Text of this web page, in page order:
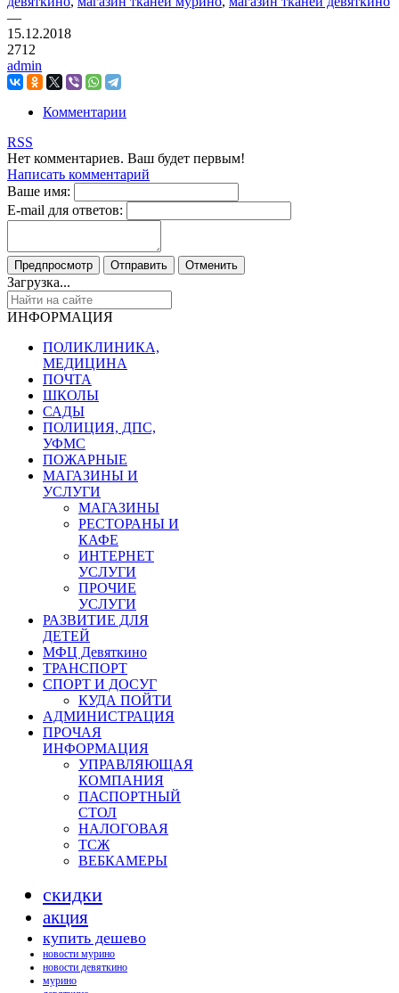
—
15.12.2018
2712
admin
Комментарии
RSS
Нет комментариев. Ваш будет первым!
Написать комментарий
Ваше имя:
E-mail для ответов:
Загрузка...
ИНФОРМАЦИЯ
ПОЛИКЛИНИКА,
МЕДИЦИНА
ПОЧТА
ШКОЛЫ
САДЫ
ПОЛИЦИЯ, ДПС,
УФМС
ПОЖАРНЫЕ
МАГАЗИНЫ И
УСЛУГИ
МАГАЗИНЫ
РЕСТОРАНЫ И
КАФЕ
ИНТЕРНЕТ
УСЛУГИ
ПРОЧИЕ
УСЛУГИ
РАЗВИТИЕ ДЛЯ
ДЕТЕЙ
МФЦ Девяткино
ТРАНСПОРТ
СПОРТ И ДОСУГ
КУДА ПОЙТИ
АДМИНИСТРАЦИЯ
ПРОЧАЯ
ИНФОРМАЦИЯ
УПРАВЛЯЮЩАЯ
КОМПАНИЯ
ПАСПОРТНЫЙ
СТОЛ
НАЛОГОВАЯ
ТСЖ
ВЕБКАМЕРЫ
скидки
акция
купить дешево
новости мурино
новости девяткино
мурино